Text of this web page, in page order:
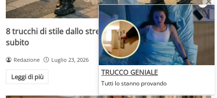
8 trucchi di stile dallo street style di Tokyo da copiare
subito
Redazione Luglio 23, 2026
Leggi di più
TRUCCO GENIALE
Tutti lo stanno provando